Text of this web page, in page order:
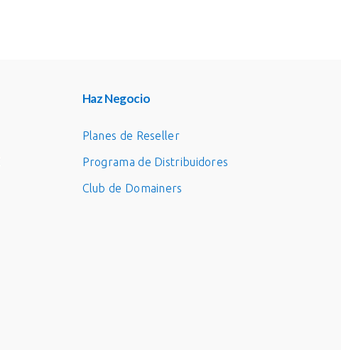
Haz Negocio
Planes de Reseller
Programa de Distribuidores
Club de Domainers